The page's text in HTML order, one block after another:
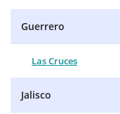
Guerrero
Las Cruces
Jalisco